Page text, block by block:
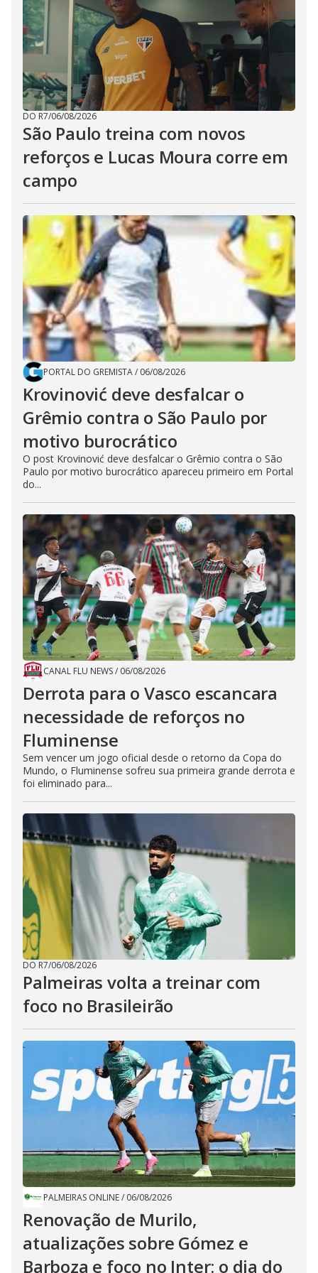
DO R7/06/08/2026
São Paulo treina com novos
reforços e Lucas Moura corre em
campo
PORTAL DO GREMISTA/ 06/08/2026
Krovinović deve desfalcar o
Grêmio contra o São Paulo por
motivo burocrático
O post Krovinović deve desfalcar o Grêmio contra o São
Paulo por motivo burocrático apareceu primeiro em Portal
do...
CANAL FLU NEWS/ 06/08/2026
Derrota para o Vasco escancara
necessidade de reforços no
Fluminense
Sem vencer um jogo oficial desde o retorno da Copa do
Mundo, o Fluminense sofreu sua primeira grande derrota e
foi eliminado para...
DO R7/06/08/2026
Palmeiras volta a treinar com
foco no Brasileirão
PALMEIRAS ONLINE/ 06/08/2026
Renovação de Murilo,
atualizações sobre Gómez e
Barboza e foco no Inter: o dia do